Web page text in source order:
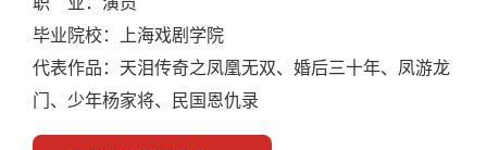
毕业院校：上海戏剧学院
代表作品：天泪传奇之凤凰无双、婚后三十年、凤游龙
门、少年杨家将、民国恩仇录